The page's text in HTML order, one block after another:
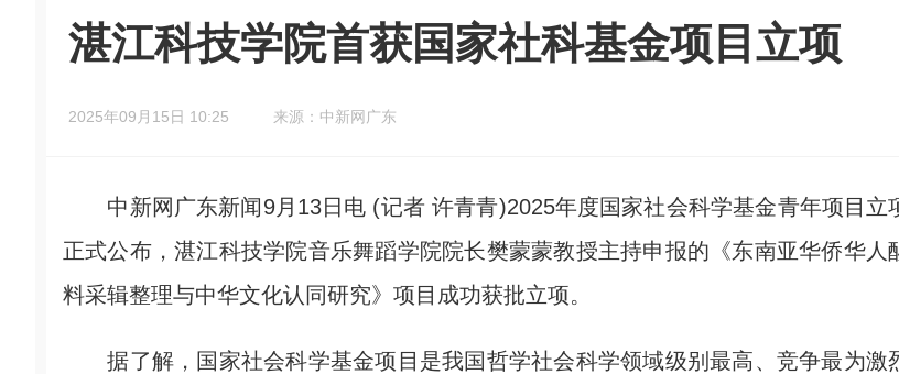
湛江科技学院首获国家社科基金项目立项
2025年09月15日 10:25 来源：中新网广东
中新网广东新闻9月13日电 (记者 许青青)2025年度国家社会科学基金青年项目立
正式公布，湛江科技学院音乐舞蹈学院院长樊蒙蒙教授主持申报的《东南亚华侨华人
料采辑整理与中华文化认同研究》项目成功获批立项。
据了解，国家社会科学基金项目是我国哲学社会科学领域级别最高、竞争最为激